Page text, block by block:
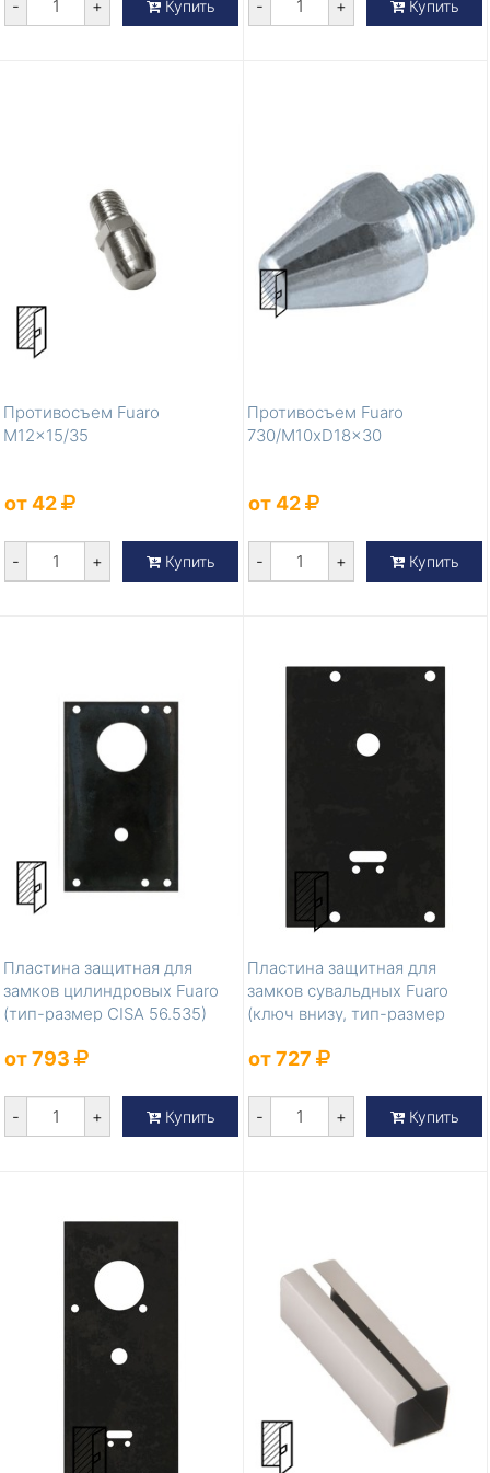
- + Купить - + Купить
Противосъем Fuaro
M12x15/35
от 42
- + Купить
Противосъем Fuaro
730/M10xD18x30
от 42
- + Купить
Пластина защитная для
замков цилиндровых Fuaro
(тип-размер CISA 56.535)
от 793
- + Купить
Пластина защитная для
замков сувальдных Fuaro
(ключ внизу, тип-размер
от 727
- + Купить